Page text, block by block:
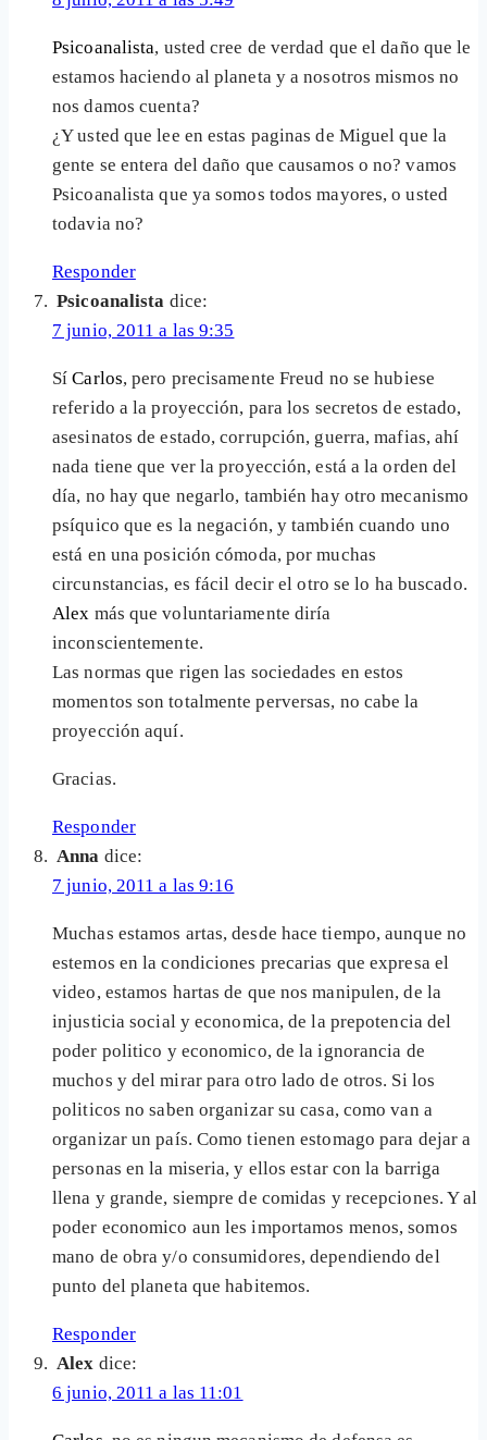
Psicoanalista, usted cree de verdad que el daño que le
estamos haciendo al planeta y a nosotros mismos no
nos damos cuenta?
¿Y usted que lee en estas paginas de Miguel que la
gente se entera del daño que causamos o no? vamos
Psicoanalista que ya somos todos mayores, o usted
todavia no?
Responder
Psicoanalista dice:
7 junio, 2011 a las 9:35
SíCarlos, pero precisamente Freud no se hubiese
referido a la proyección, para los secretos de estado,
asesinatos de estado, corrupción, guerra, mafias, ahí
nada tiene que ver la proyección, está a la orden del
día, no hay que negarlo, también hay otro mecanismo
psíquico que es la negación, y también cuando uno
está en una posición cómoda, por muchas
circunstancias, es fácil decir el otro se lo ha buscado.
Alex más que voluntariamente diría
inconscientemente.
Las normas que rigen las sociedades en estos
momentos son totalmente perversas, no cabe la
proyección aquí.
Gracias.
Responder
Anna dice:
7 junio, 2011 a las 9:16
Muchas estamos artas, desde hace tiempo, aunque no
estemos en la condiciones precarias que expresa el
video, estamos hartas de que nos manipulen, de la
injusticia social y economica, de la prepotencia del
poder politico y economico, de la ignorancia de
muchos y del mirar para otro lado de otros. Si los
politicos no saben organizar su casa, como van a
organizar un país. Como tienen estomago para dejar a
personas en la miseria, y ellos estar con la barriga
llena y grande, siempre de comidas y recepciones. Y al
poder economico aun les importamos menos, somos
mano de obra y/o consumidores, dependiendo del
punto del planeta que habitemos.
Responder
Alex dice:
6 junio, 2011 a las 11:01